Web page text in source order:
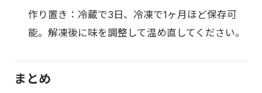
作り置き：冷蔵で3日、冷凍で1ヶ月ほど保存可
能。解凍後に味を調整して温め直してください。
まとめ